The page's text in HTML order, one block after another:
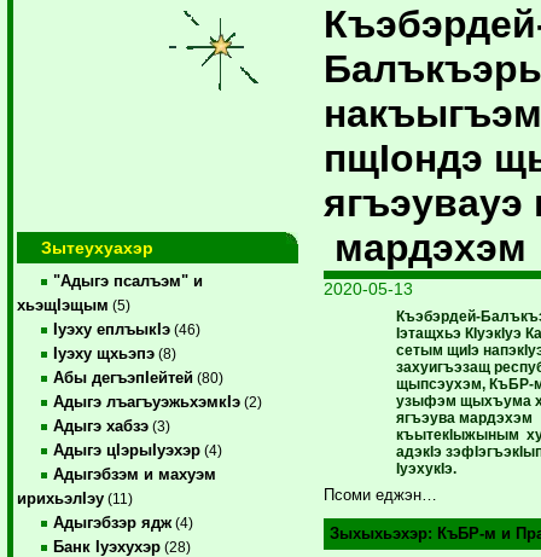
Зытеухуахэр
"Адыгэ псалъэм" и
хьэщIэщым (5)
Iуэху еплъыкIэ (46)
Iуэху щхьэпэ (8)
Абы дегъэпIейтей (80)
Адыгэ лъагъуэжьхэмкIэ (2)
Адыгэ хабзэ (3)
Адыгэ цIэрыIуэхэр (4)
Адыгэбзэм и махуэм
ирихьэлIэу (11)
Адыгэбзэр ядж (4)
Банк Iуэхухэр (28)
пщIондэ
мардэхэм
2020-05-13
Къэбэрдей-
Iэтащхьэ КIуэкIуэ
сетым щиIэ
захуигъэзащ
щыпсэухэм, КъБР-
узыфэм щыхъума
ягъэува мардэхэм
къытекIыжыным
адэкIэ
IуэхукIэ.
Псоми еджэн…
Зыхыхьэхэр: КъБР-м и